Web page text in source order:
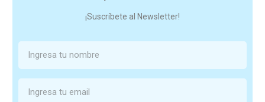
¡Suscríbete al Newsletter!